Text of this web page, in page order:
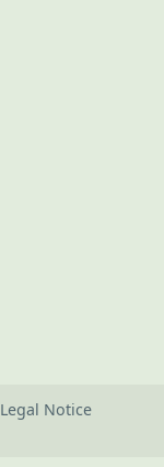
Legal Notice